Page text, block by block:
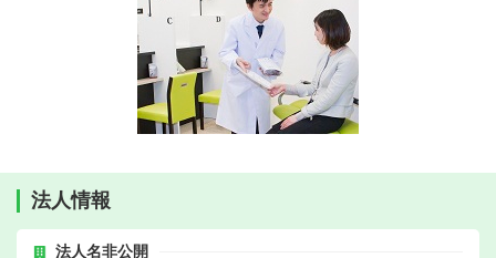
法人情報
法人名非公開